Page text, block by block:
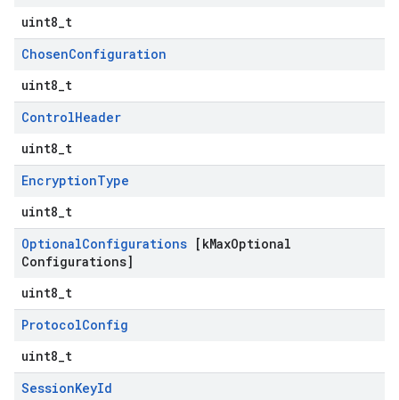
uint8_t
ChosenConfiguration
uint8_t
ControlHeader
uint8_t
EncryptionType
uint8_t
OptionalConfigurations [kMaxOptional
Configurations]
uint8_t
ProtocolConfig
uint8_t
SessionKeyId